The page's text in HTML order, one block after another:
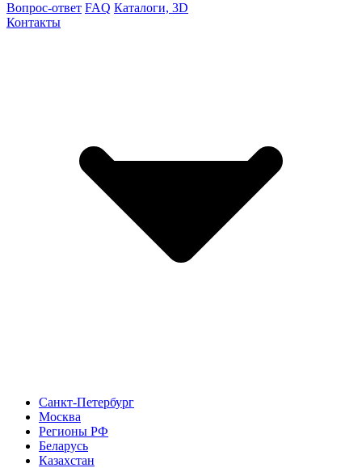
Вопрос-ответ FAQ Каталоги, 3D
Контакты
Санкт-Петербург
Москва
Регионы РФ
Беларусь
Казахстан